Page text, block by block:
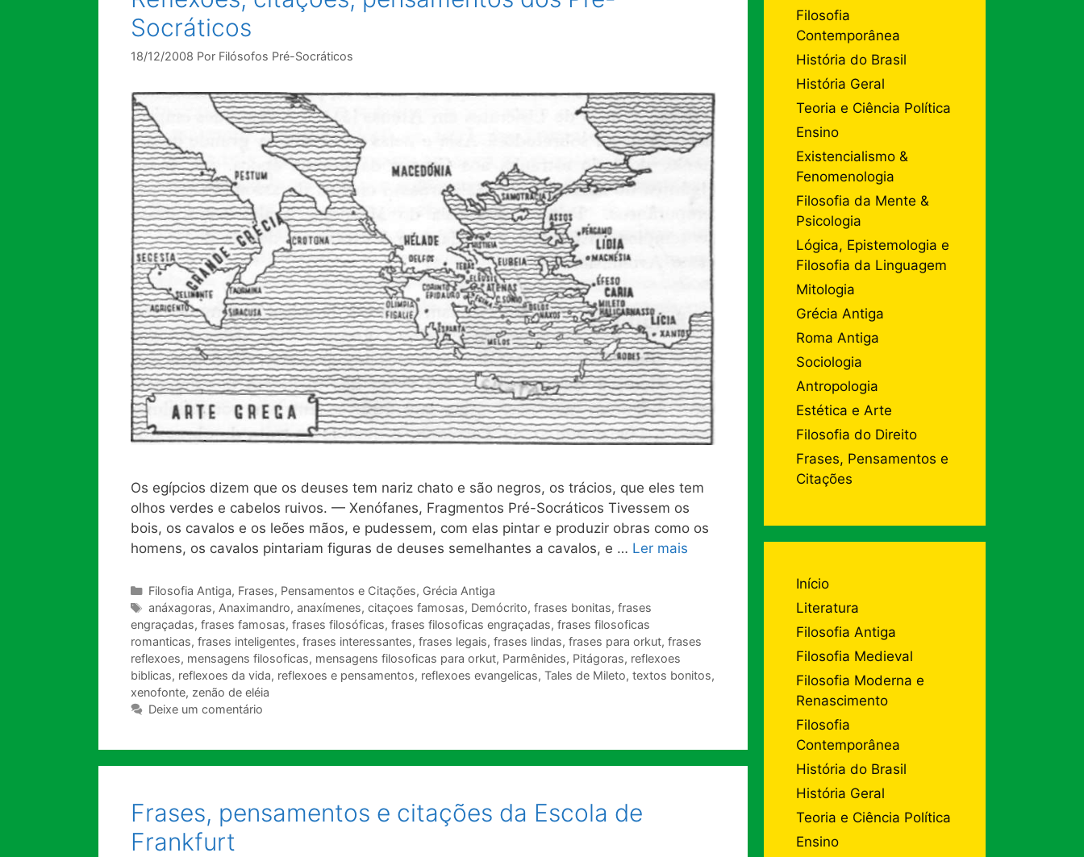
Socráticos
18/12/2008 Por Filósofos Pré-Socráticos
Os egípcios dizem que os deuses tem nariz chato e são negros, os trácios, que eles tem
olhos verdes e cabelos ruivos. — Xenófanes, Fragmentos Pré-Socráticos Tivessem os
bois, os cavalos e os leões mãos, e pudessem, com elas pintar e produzir obras como os
homens, os cavalos pintariam figuras de deuses semelhantes a cavalos, e … Ler mais
Categorias
Filosofia Antiga, Frases, Pensamentos e Citações, Grécia Antiga
Tags
anáxagoras, Anaximandro, anaxímenes, citaçoes famosas, Demócrito, frases bonitas, frases
engraçadas, frases famosas, frases filosóficas, frases filosoficas engraçadas, frases filosoficas
romanticas, frases inteligentes, frases interessantes, frases legais, frases lindas, frases para orkut, frases
reflexoes, mensagens filosoficas, mensagens filosoficas para orkut, Parmênides, Pitágoras, reflexoes
biblicas, reflexoes da vida, reflexoes e pensamentos, reflexoes evangelicas, Tales de Mileto, textos bonitos,
xenofonte, zenão de eléia
Deixe um comentário
Frases, pensamentos e citações da Escola de
Frankfurt
Filosofia
Contemporânea
História do Brasil
História Geral
Teoria e Ciência Política
Ensino
Existencialismo &
Fenomenologia
Filosofia da Mente &
Psicologia
Lógica, Epistemologia e
Filosofia da Linguagem
Mitologia
Grécia Antiga
Roma Antiga
Sociologia
Antropologia
Estética e Arte
Filosofia do Direito
Frases, Pensamentos e
Citações
Início
Literatura
Filosofia Antiga
Filosofia Medieval
Filosofia Moderna e
Renascimento
Filosofia
Contemporânea
História do Brasil
História Geral
Teoria e Ciência Política
Ensino